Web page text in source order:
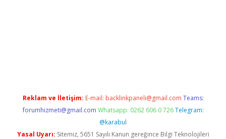
Reklam ve İletişim: E-mail: backlinkpaneli@gmail.com Teams:
forumhizmeti@gmail.com Whatsapp: 0262 606 0 726 Telegram:
@karabul
Yasal Uyarı: Sitemiz, 5651 Sayılı Kanun gereğince Bilgi Teknolojileri